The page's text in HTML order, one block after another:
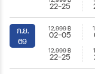
22-25
ก.ย.
69
12,999฿
02-05
12,999฿
22-25